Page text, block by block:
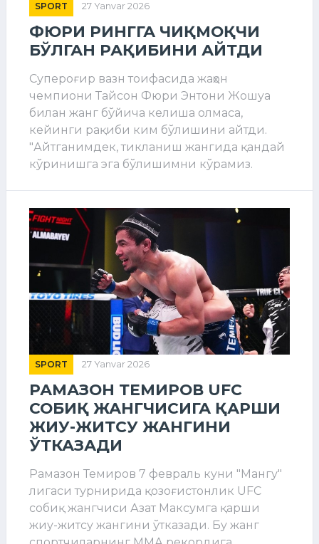
SPORT 27 Yanvar 2026
ФЮРИ РИНГГА ЧИҚМОҚЧИ
БЎЛГАН РАҚИБИНИ АЙТДИ
Супероғир вазн тоифасида жаҳон
чемпиони Тайсон Фюри Энтони Жошуа
билан жанг бўйича келиша олмаса,
кейинги рақиби ким бўлишини айтди.
"Айтганимдек, тикланиш жангида қандай
кўринишга эга бўлишимни кўрамиз.
SPORT 27 Yanvar 2026
РАМАЗОН ТЕМИРОВ UFC
СОБИҚ ЖАНГЧИСИГА ҚАРШИ
ЖИУ-ЖИТСУ ЖАНГИНИ
ЎТКАЗАДИ
Рамазон Темиров 7 февраль куни "Мангу"
лигаси турнирида қозоғистонлик UFC
собиқ жангчиси Азат Максумга қарши
жиу-житсу жангини ўтказади. Бу жанг